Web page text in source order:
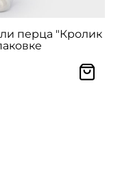
перца "Кролик